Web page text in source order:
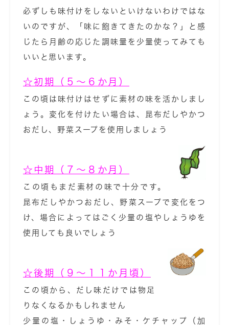
必ずしも味付けをしないといけないわけではな
いのですが、「味に飽きてきたのかな？」と感
じたら月齢の応じた調味量を少量使ってみても
いいと思います。
☆初期（５～６か月）
この頃は味付けはせずに素材の味を活かしまし
ょう。変化を付けたい場合は、昆布だしやかつ
おだし、野菜スープを使用しましょう
☆中期（７～８か月）
この頃もまだ素材の味で十分です。
昆布だしやかつおだし、野菜スープで変化をつ
け、場合によってはごく少量の塩やしょうゆを
使用しても良いでしょう
☆後期（９～１１か月頃）
この頃から、だし味だけでは物足
りなくなるかもしれません
少量の塩・しょうゆ・みそ・ケチャップ（加